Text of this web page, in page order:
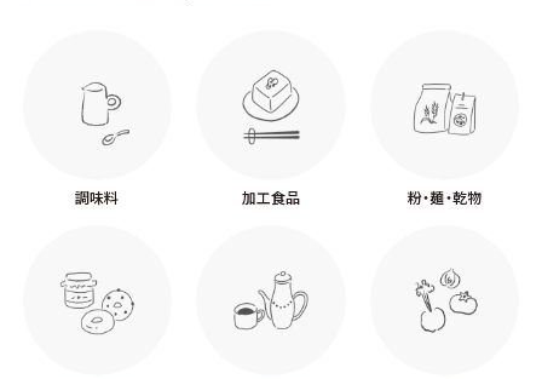
調味料 加工食品 粉・麺・乾物